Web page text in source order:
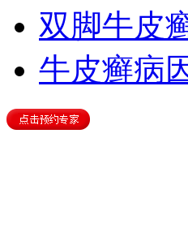
双脚牛皮
牛皮癣病